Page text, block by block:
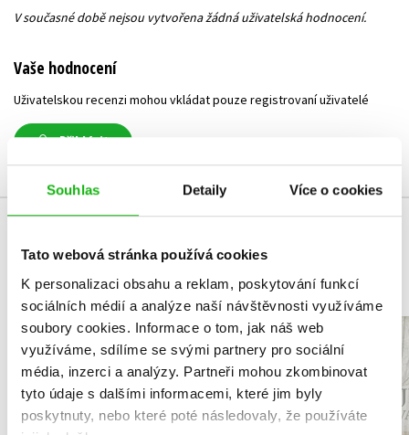
Souhlas Detaily Více o cookies
Tato webová stránka používá cookies
K personalizaci obsahu a reklam, poskytování funkcí
sociálních médií a analýze naší návštěvnosti využíváme
soubory cookies. Informace o tom, jak náš web
využíváme, sdílíme se svými partnery pro sociální
média, inzerci a analýzy. Partneři mohou zkombinovat
tyto údaje s dalšími informacemi, které jim byly
poskytnuty, nebo které poté následovaly, že používáte
V současné době nejsou vytvořena žádná uživatelská hodnocení.
Vaše hodnocení
Uživatelskou recenzi mohou vkládat pouze registrovaní uživatelé
Přihlásit
MOHLO BY VÁS TAKÉ ZAJÍMAT
NARNIE – komplet
1.-7.díl – box
C. S. Lewis Izabela